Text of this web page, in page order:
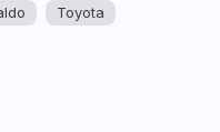
Toyota